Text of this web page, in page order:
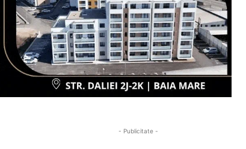
- Publicitate -